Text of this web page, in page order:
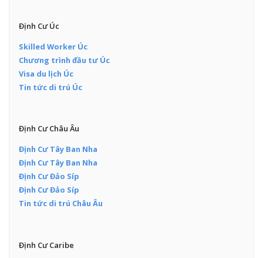
Định Cư Úc
Skilled Worker Úc
Chương trình đầu tư Úc
Visa du lịch Úc
Tin tức di trú Úc
Định Cư Châu Âu
Định Cư Tây Ban Nha
Định Cư Tây Ban Nha
Định Cư Đảo Síp
Định Cư Đảo Síp
Tin tức di trú Châu Âu
Định Cư Caribe